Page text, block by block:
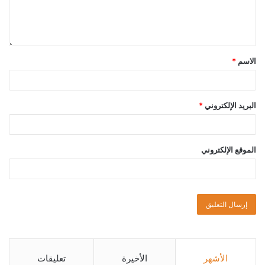
الاسم *
البريد الإلكتروني *
الموقع الإلكتروني
الأشهر الأخيرة تعليقات